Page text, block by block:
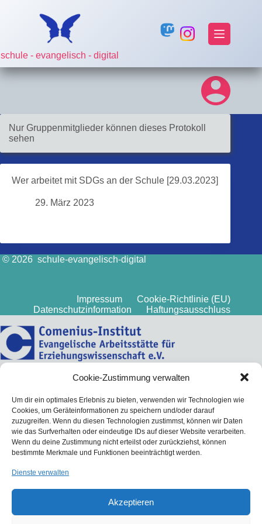
Cookie-Zustimmung verwalten
Um dir ein optimales Erlebnis zu bieten, verwenden wir Technologien wie
Cookies, um Geräteinformationen zu speichern und/oder darauf
zuzugreifen. Wenn du diesen Technologien zustimmst, können wir Daten
wie das Surfverhalten oder eindeutige IDs auf dieser Website verarbeiten.
Wenn du deine Zustimmung nicht erteilst oder zurückziehst, können
bestimmte Merkmale und Funktionen beeinträchtigt werden.
Dienste verwalten
Akzeptieren
schule - evangelisch - digital
Nur Gruppenmitglieder können dieses Protokoll
sehen
Wer arbeitet mit SDGs an der Schule [29.03.2023]
29. März 2023
© 2026 schule-evangelisch-digital
Impressum
Cookie-Richtlinie (EU)
Datenschutzinformation
Haftungsausschluss